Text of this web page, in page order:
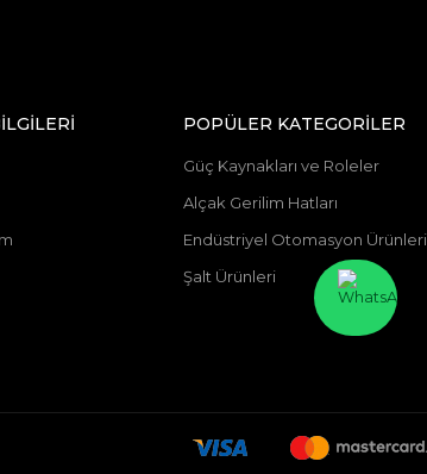
POPÜLER KATEGORİLER
Güç Kaynakları ve Roleler
Alçak Gerilim Hatları
Endüstriyel Otomasyon Ürünleri
Şalt Ürünleri